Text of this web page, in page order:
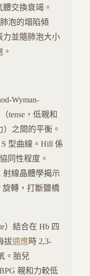
交換衰竭。
泡的塌陷傾
力並隨肺泡大小
Wyman-
tense，低親和
）之間的平衡。
型曲線。Hill 係
同性程度。
射線晶體學揭示
旋轉，打斷鹽橋
）結合在 Hb 四
拔適應時 2,3-
。胎兒
親和力較低